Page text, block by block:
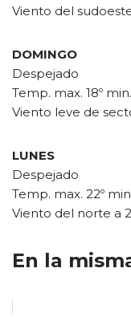
Viento del
DOMINGO
Despejado
Temp. max. 18º
Viento leve de
LUNES
Despejado
Temp. max. 22º
Viento del norte a
En la